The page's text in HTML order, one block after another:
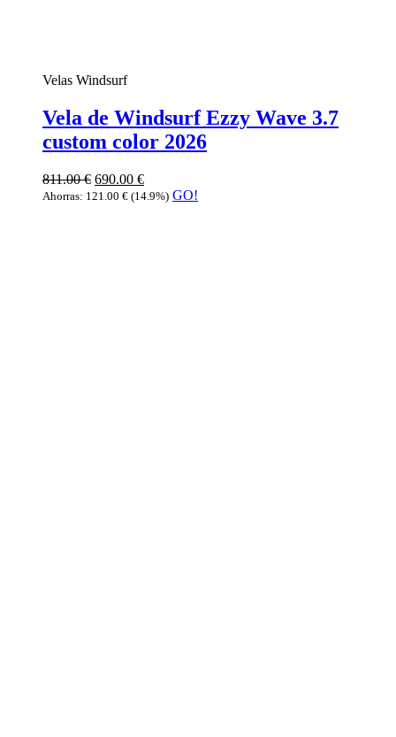
Velas Windsurf
Vela de Windsurf Ezzy Wave 3.7
custom color 2026
811.00€ 690.00 €
Ahorras: 121.00 € (14.9%) GO!